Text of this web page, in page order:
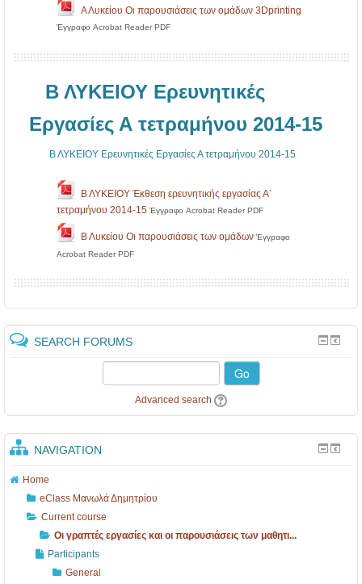
Α Λυκείου Οι παρουσιάσεις των ομάδων 3Dprinting
Έγγραφο Acrobat Reader PDF
Β ΛΥΚΕΙΟΥ Ερευνητικές
Εργασίες Α τετραμήνου 2014-15
Β ΛΥΚΕΙΟΥ Ερευνητικές Εργασίες Α τετραμήνου 2014-15
Β ΛΥΚΕΙΟΥ Έκθεση ερευνητικής εργασίας Α΄
τετραμήνου 2014-15Έγγραφο Acrobat Reader PDF
Β Λυκείου Οι παρουσιάσεις των ομάδων Έγγραφο
Acrobat Reader PDF
SEARCH FORUMS
Go
Advanced search
NAVIGATION
Home
eClass Μανωλά Δημητρίου
Current course
Οι γραπτές εργασίες και οι παρουσιάσεις των μαθητι...
Participants
General